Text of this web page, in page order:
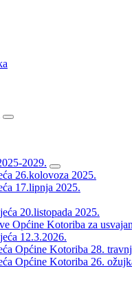
2029.
26.kolovoza 2025.
17.lipnja 2025.
20.listopada 2025.
Općine Kotoriba za
12.3.2026.
Općine Kotoriba 28.
Općine Kotoriba 26.